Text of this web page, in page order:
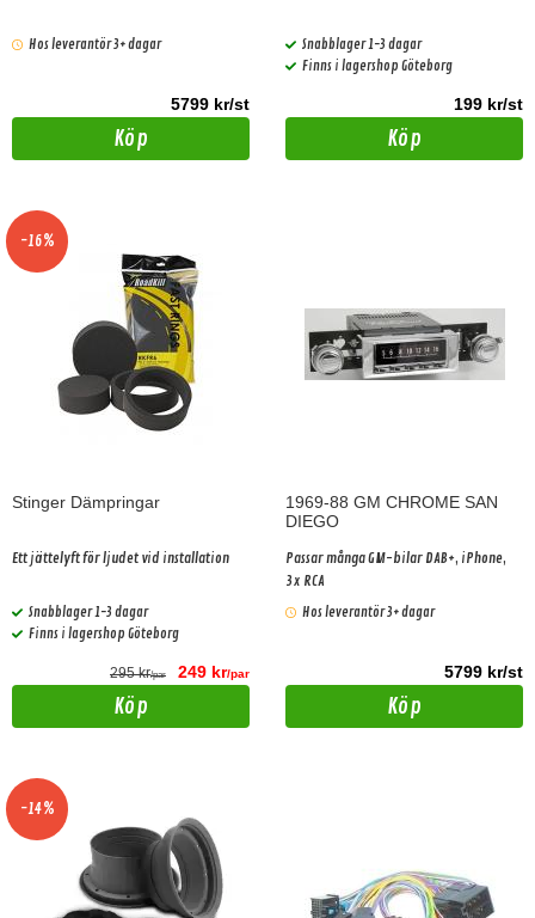
Hos leverantör 3+ dagar
5799 kr/st
Köp
Snabblager 1-3 dagar
Finns i lagershop Göteborg
199 kr/st
Köp
-16%
Stinger Dämpringar
Ett jättelyft för ljudet vid installation
Snabblager 1-3 dagar
Finns i lagershop Göteborg
295 kr/par 249 kr/par
Köp
1969-88 GM CHROME SAN
DIEGO
Passar många GM-bilar DAB+, iPhone,
3x RCA
Hos leverantör 3+ dagar
5799 kr/st
Köp
-14%